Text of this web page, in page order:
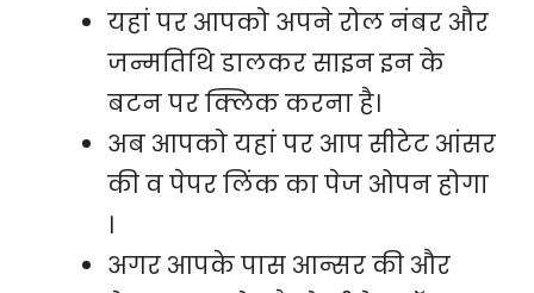
यहां पर आपको अपने रोल नंबर और
जन्मतिथि डालकर साइन इन के
बटन पर क्लिक करना है।
अब आपको यहां पर आप सीटेट आंसर
की व पेपर लिंक का पेज ओपन होगा
।
अगर आपके पास आन्सर की और